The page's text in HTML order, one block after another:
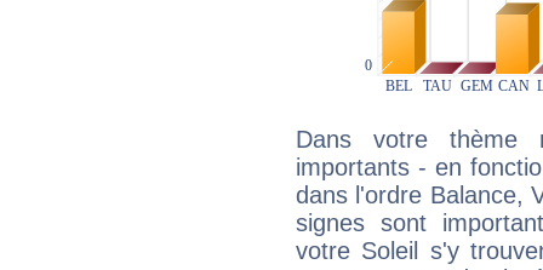
Dans votre thème
importants - en
dans l'ordre Balance,
signes sont
votre Soleil s'y